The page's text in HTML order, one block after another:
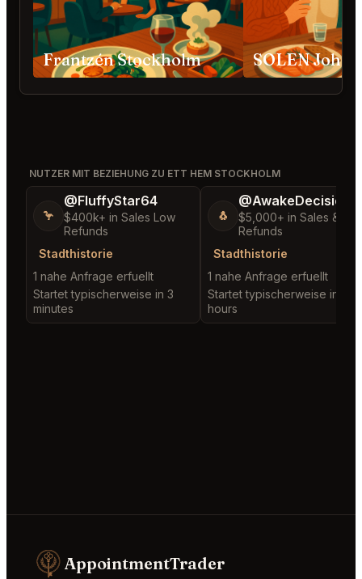
Frantzén Stockholm SOLEN
NUTZER MIT BEZIEHUNG ZU ETT HEM STOCKHOLM
🦩
@FluffyStar64
$400k+ in Sales Low
Refunds
Stadthistorie
1 nahe Anfrage erfuellt
Startet typischerweise in 3
minutes
🐧
$5,000+ in Sales &
Refunds
Stadthistorie
1 nahe Anfrage erfuellt
Startet typischerweise in 2
hours
AppointmentTrader